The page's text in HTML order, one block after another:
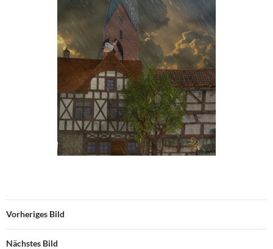
Vorheriges Bild
Nächstes Bild